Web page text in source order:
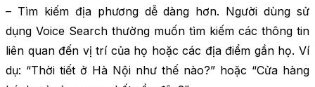
– Tìm kiếm địa phương dễ dàng hơn. Người dùng sử
dụng Voice Search thường muốn tìm kiếm các thông tin
liên quan đến vị trí của họ hoặc các địa điểm gần họ. Ví
dụ: “Thời tiết ở Hà Nội như thế nào?” hoặc “Cửa hàng